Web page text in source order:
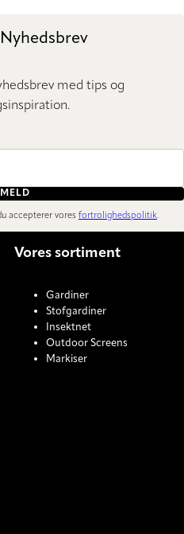
med tips og
accepterer vores fortrolighedspolitik.
Vores sortiment
Gardiner
Stofgardiner
Insektnet
Outdoor Screens
Markiser